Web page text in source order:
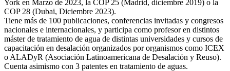
York en Marzo de 2023, la COP 25 (Madrid, diciembre 2019) o la
COP 28 (Dubai, Diciembre 2023).
Tiene más de 100 publicaciones, conferencias invitadas y congresos
nacionales e internacionales, y participa como profesor en distintos
máster de tratamiento de agua de distintas universidades y cursos de
capacitación en desalación organizados por organismos como ICEX
o ALADyR (Asociación Latinoamericana de Desalación y Reuso).
Cuenta asimismo con 3 patentes en tratamiento de aguas.